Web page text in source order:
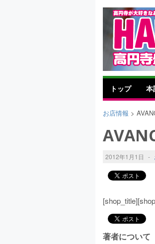
トップ 本
お店情報 >
2012年1月1日 -
著者について